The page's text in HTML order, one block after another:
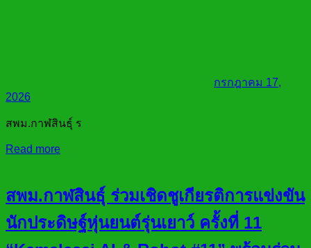
กรกฎาคม 17,
2026
สพม.กาฬสินธุ์ ร
Read more
สพม.กาฬสินธุ์ ร่วมเชิดชูเกียรติการแข่งขัน
นักประดิษฐ์หุ่นยนต์รุ่นเยาว์ ครั้งที่ 11